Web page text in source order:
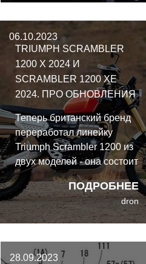
передач обычного типа.
06.10.2023
TRIUMPH SCRAMBLER
1200 X 2024 И
SCRAMBLER 1200 XE
2024. ПРО ОБНОВЛЕНИЯ
ПОДРОБНЕЕ
Теперь британский бренд
переработал линейку
Triumph Scrambler 1200 из
двух моделей - она состоит
из более доступного
Scrambler 1200 X и
обновлённого Scrambler
1200 XE.
dron
28.09.2023
KABUTO F-17 GP: ТЕСТ
ГОНОЧНОГО ШЛЕМА С
ОМОЛОГАЦИЕЙ FIM
ПОДРОБНЕЕ